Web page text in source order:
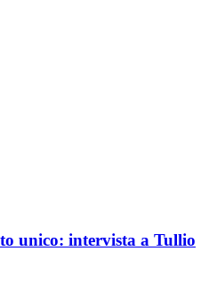
unico: intervista a Tullio